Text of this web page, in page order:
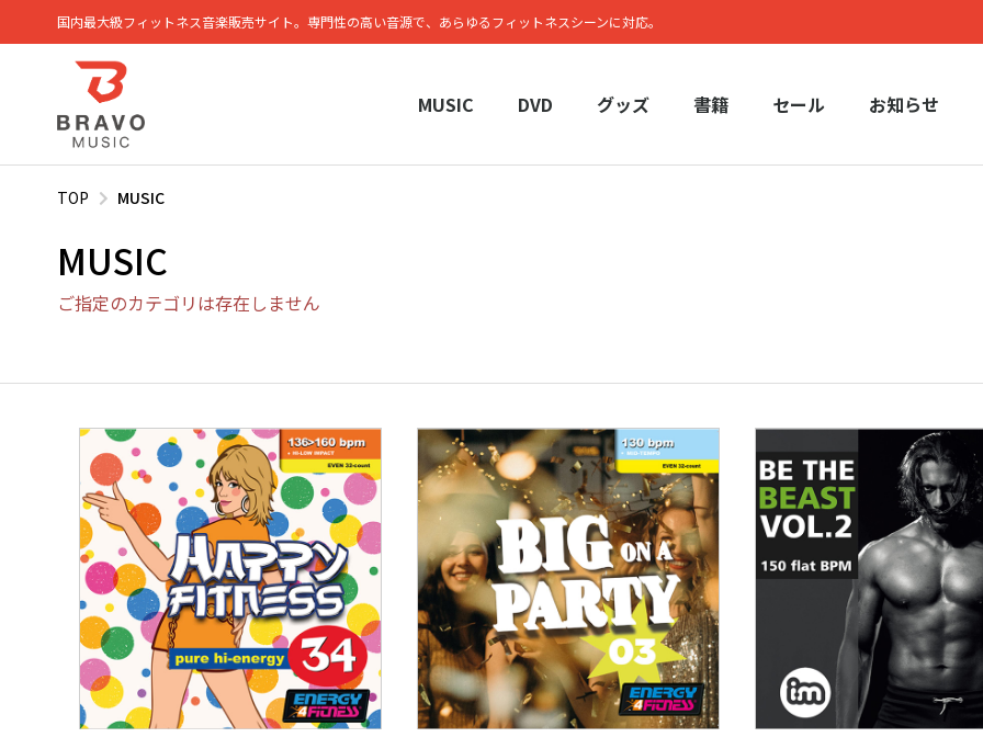
国内最大級フィットネス⾳楽販売サイト。専⾨性の⾼い⾳源で、あらゆるフィットネスシーンに対応。
MUSIC DVD グッズ 書籍 セール お知らせ
TOP MUSIC
MUSIC
ご指定のカテゴリは存在しません